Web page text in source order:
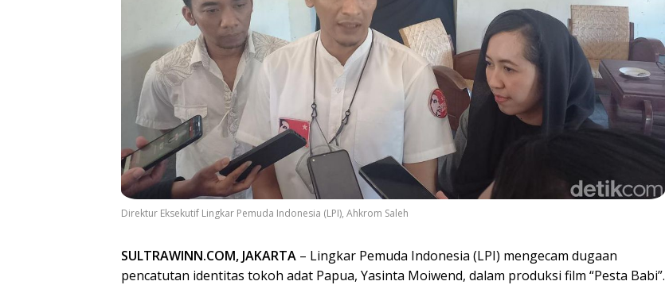
Direktur Eksekutif Lingkar Pemuda Indonesia (LPI), Ahkrom Saleh
SULTRAWINN.COM, JAKARTA – Lingkar Pemuda Indonesia (LPI) mengecam dugaan
pencatutan identitas tokoh adat Papua, Yasinta Moiwend, dalam produksi film “Pesta Babi”.